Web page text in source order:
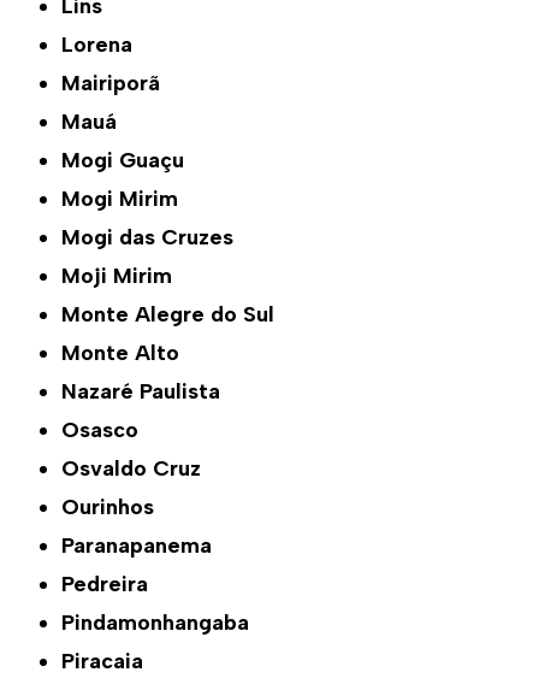
Lins
Lorena
Mairiporã
Mauá
Mogi Guaçu
Mogi Mirim
Mogi das Cruzes
Moji Mirim
Monte Alegre do Sul
Monte Alto
Nazaré Paulista
Osasco
Osvaldo Cruz
Ourinhos
Paranapanema
Pedreira
Pindamonhangaba
Piracaia